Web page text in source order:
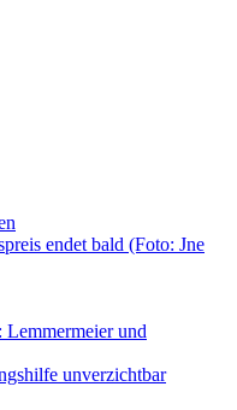
unverzichtbar